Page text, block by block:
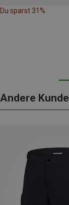
Du sparst 31%
Andere